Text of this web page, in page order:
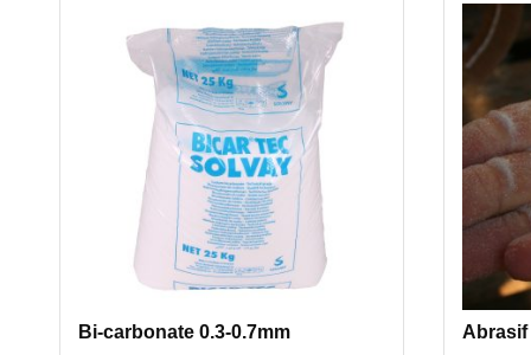
Bi-carbonate 0.3-0.7mm
Abrasif
produit
a
plusieurs
Les
options
peuvent
être
choisies
sur
page